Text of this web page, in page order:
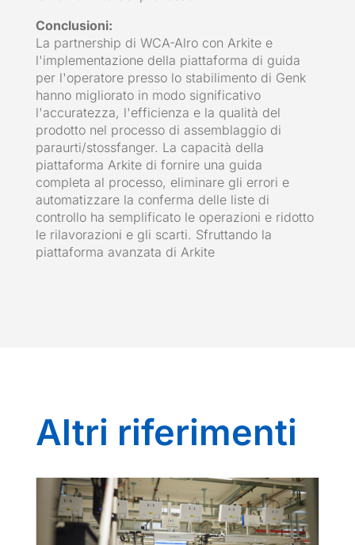
Conclusioni:
La partnership di WCA-Alro con Arkite e
l'implementazione della piattaforma di guida
per l'operatore presso lo stabilimento di Genk
hanno migliorato in modo significativo
l'accuratezza, l'efficienza e la qualità del
prodotto nel processo di assemblaggio di
paraurti/stossfanger. La capacità della
piattaforma Arkite di fornire una guida
completa al processo, eliminare gli errori e
automatizzare la conferma delle liste di
controllo ha semplificato le operazioni e ridotto
le rilavorazioni e gli scarti. Sfruttando la
piattaforma avanzata di Arkite
Altri riferimenti